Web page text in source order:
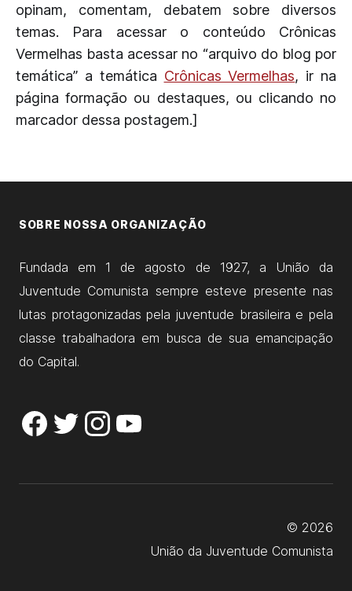
opinam, comentam, debatem sobre diversos
temas. Para acessar o conteúdo Crônicas
Vermelhas basta acessar no “arquivo do blog por
temática” a temática Crônicas Vermelhas, ir na
página formação ou destaques, ou clicando no
marcador dessa postagem.]
SOBRE NOSSA ORGANIZAÇÃO
Fundada em 1 de agosto de 1927, a União da
Juventude Comunista sempre esteve presente nas
lutas protagonizadas pela juventude brasileira e pela
classe trabalhadora em busca de sua emancipação
do Capital.
© 2026
União da Juventude Comunista